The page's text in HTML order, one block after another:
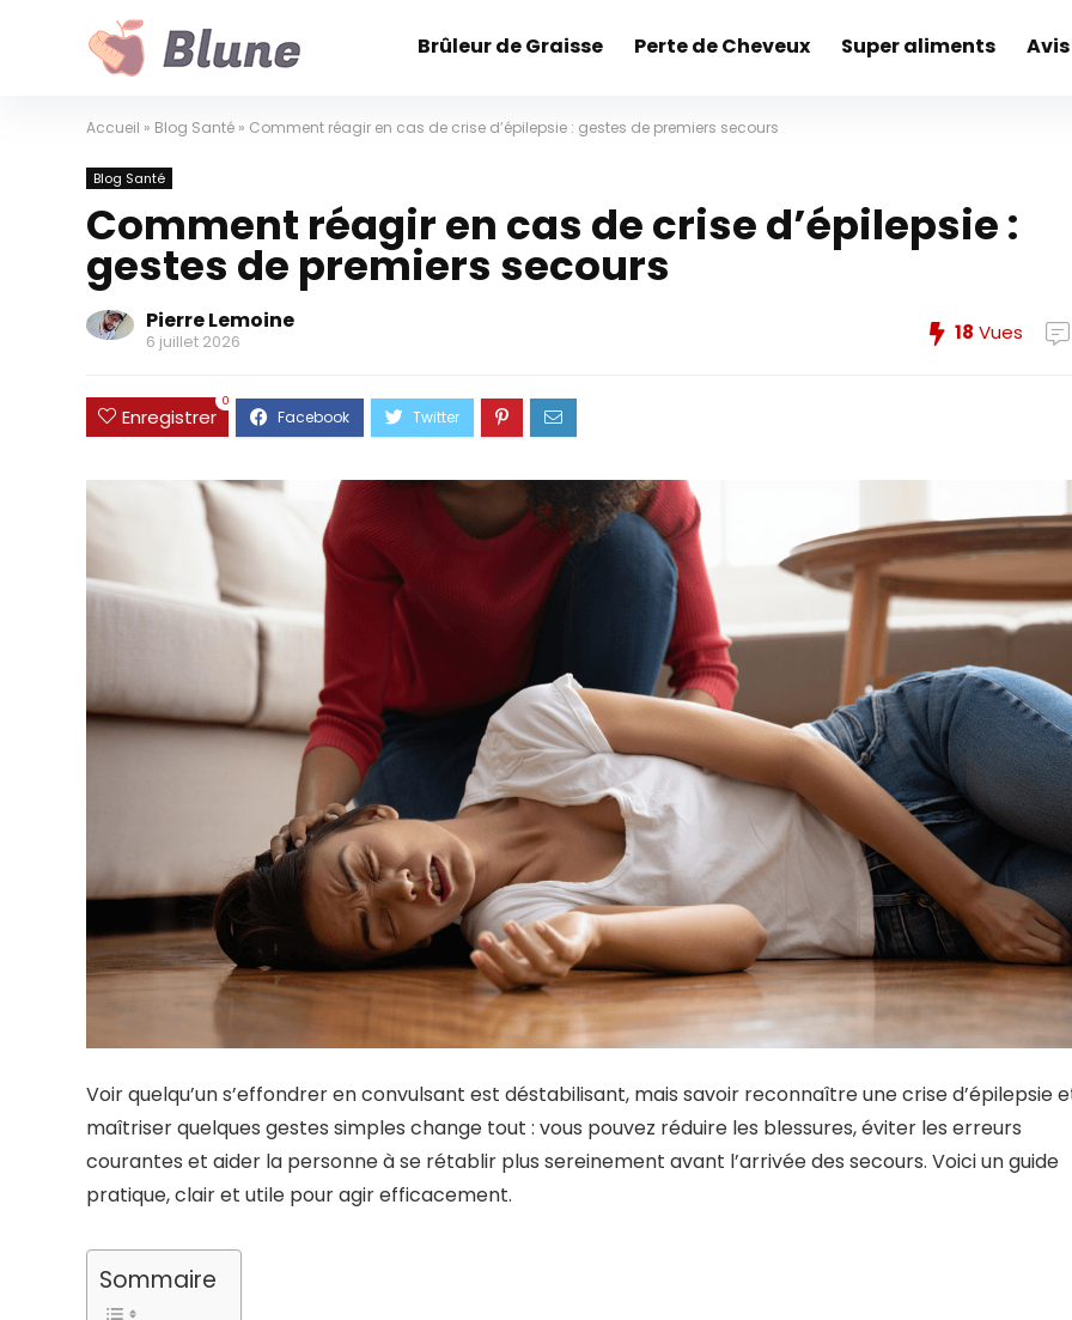
Brûleur de Graisse Perte de Cheveux Super aliments
Accueil » Blog Santé » Comment réagir en cas de crise d’épilepsie : gestes de premiers secours
Blog Santé
Comment réagir en cas de crise d’épilepsie :
gestes de premiers secours
Pierre Lemoine
6 juillet 2026 18 Vues
Enregistrer
0
Voir quelqu’un s’effondrer en convulsant est déstabilisant, mais savoir reconnaître une crise d’épilepsie
maîtriser quelques gestes simples change tout : vous pouvez réduire les blessures, éviter les erreurs
courantes et aider la personne à se rétablir plus sereinement avant l’arrivée des secours. Voici un guide
pratique, clair et utile pour agir efficacement.
Sommaire